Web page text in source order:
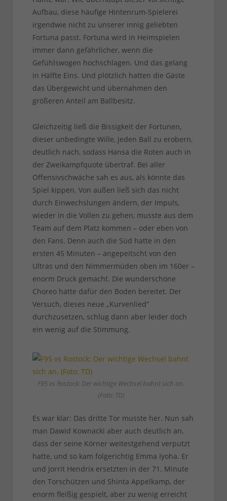
Aufbau, diese häufige Hintenrum-Spielerei
irgendwie nicht zu unserer innig geliebten
Fortuna passt. Fortuna wird in Heimspielen
immer dann gefährlicher, wenn die
Gefühlswogen hochschlagen. Und das gelang
in Hälfte Eins. Und plötzlich hatten die Gäste
das Übergewicht und übernahmen den
größeren Anteil am Ballbesitz.
Gleichzeitig ließ die Bissigkeit der Fortunen,
dieser unbedingte Wille, jeden Ball zu erobern,
deutlich nach, sodass Hansa die Roten auch in
der Zweikampfquote übertraf. Bei aller
Offensivschwäche sah es aus, als könnte das
Spiel kippen. Von außen ließ sich das nicht
durch Einwechslungen ändern, der Impuls,
wieder in die Vollen zu gehen, musste aus dem
Team auf dem Platz kommen – oder eben von
den Fans. Denn auch die Süd hatte in den
ersten 45 Minuten – angepeitscht von den
Ultras und den Nimmermüden oben im 160er –
enorm Druck gemacht. Die wunderschöne
Choreo hatte dafür den Boden bereitet. Der
Versuch, dieses neue „Kurvenlied“
durchzusetzen, schlug dann aber leider doch
ein wenig auf die Stimmung.
F95 vs Rostock: Der wichtige Wechsel bahnt sich an.
(Foto: TD)
Es war klar: Das dritte Tor musste her. Nun sah
man Dawid Kownacki aber auch deutlich an,
dass der seine Körner weitestgehend verputzt
hatte, und so kam folgerichtig Emma Iyoha. Er
und Jorrit Hendrix ersetzten in der 71. Minute
den Torschützen und Shinta Appelkamp, der
enorm fleißig gespielt, aber zu wenig erreicht